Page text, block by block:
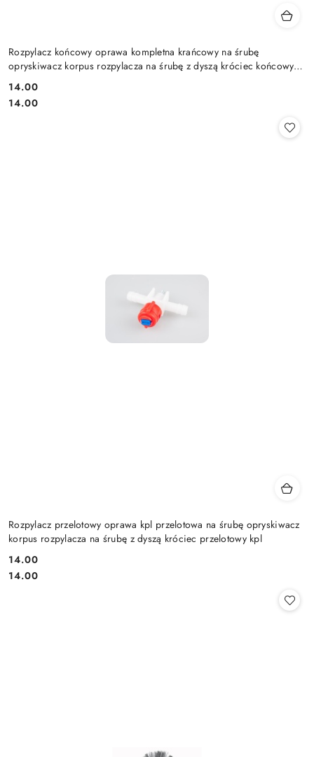
Rozpylacz końcowy oprawa kompletna krańcowy na śrubę
opryskiwacz korpus rozpylacza na śrubę z dyszą króciec końcowy
Cena:
14.00
Cena:
14.00
Rozpylacz przelotowy oprawa kpl przelotowa na śrubę opryskiwacz
korpus rozpylacza na śrubę z dyszą króciec przelotowy kpl
Cena:
14.00
Cena:
14.00